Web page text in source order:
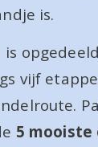
is.
vijf
5